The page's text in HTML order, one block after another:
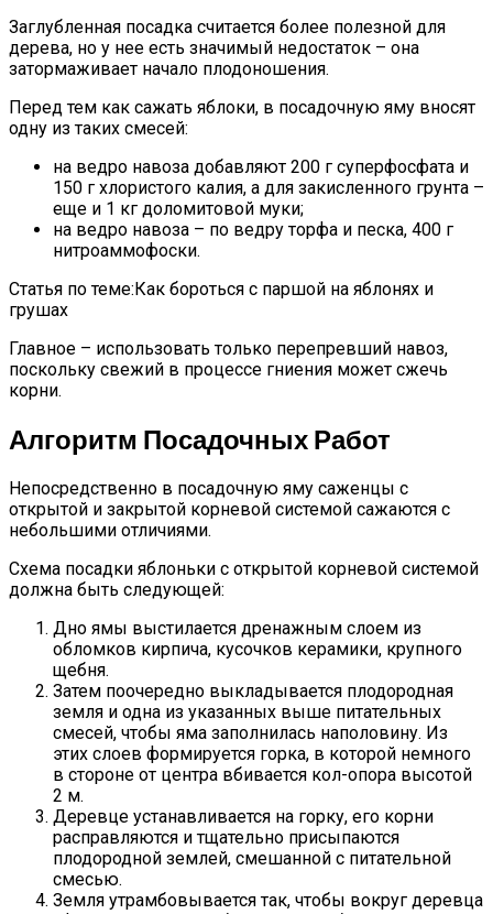
Заглубленная посадка считается более полезной для
дерева, но у нее есть значимый недостаток – она
затормаживает начало плодоношения.
Перед тем как сажать яблоки, в посадочную яму вносят
одну из таких смесей:
на ведро навоза добавляют 200 г суперфосфата и
150 г хлористого калия, а для закисленного грунта –
еще и 1 кг доломитовой муки;
на ведро навоза – по ведру торфа и песка, 400 г
нитроаммофоски.
Статья по теме:Как бороться с паршой на яблонях и
грушах
Главное – использовать только перепревший навоз,
поскольку свежий в процессе гниения может сжечь
корни.
Алгоритм Посадочных Работ
Непосредственно в посадочную яму саженцы с
открытой и закрытой корневой системой сажаются с
небольшими отличиями.
Схема посадки яблоньки с открытой корневой системой
должна быть следующей:
Дно ямы выстилается дренажным слоем из
обломков кирпича, кусочков керамики, крупного
щебня.
Затем поочередно выкладывается плодородная
земля и одна из указанных выше питательных
смесей, чтобы яма заполнилась наполовину. Из
этих слоев формируется горка, в которой немного
в стороне от центра вбивается кол-опора высотой
2 м.
Деревце устанавливается на горку, его корни
расправляются и тщательно присыпаются
плодородной землей, смешанной с питательной
смесью.
Земля утрамбовывается так, чтобы вокруг деревца